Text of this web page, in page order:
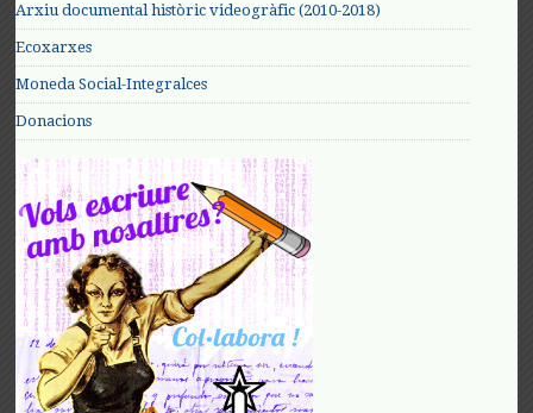
Arxiu documental històric videogràfic (2010-2018)
Ecoxarxes
Moneda Social-Integralces
Donacions